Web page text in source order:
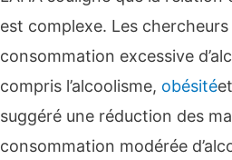
est complexe. Les
consommation excessive
compris l’alcoolisme, obésité
suggéré une réduction des
consommation modérée